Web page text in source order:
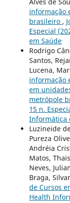
informação
brasileiro ,
Especial
em Saúde
Rodrigo
Santos,
Lucena,
informação
em
metrópole
15 n.
Informática
Luzineide
Pureza
Andréia
Matos,
Neves,
Braga,
de Cursos
Health